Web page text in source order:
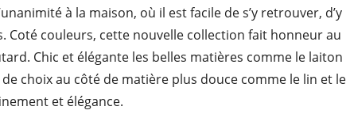
à la maison, où il est facile de s’y retrouver, d’y
Coté couleurs, cette nouvelle collection fait honneur au
Chic et élégante les belles matières comme le laiton
choix au côté de matière plus douce comme le lin et le
et élégance.